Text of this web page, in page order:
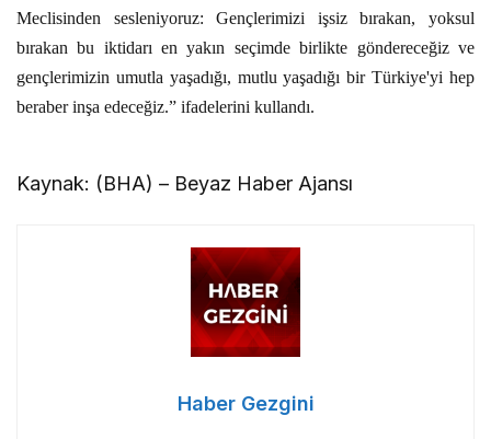
Meclisinden sesleniyoruz: Gençlerimizi işsiz bırakan, yoksul
bırakan bu iktidarı en yakın seçimde birlikte göndereceğiz ve
gençlerimizin umutla yaşadığı, mutlu yaşadığı bir Türkiye'yi hep
beraber inşa edeceğiz.” ifadelerini kullandı.
Kaynak: (BHA) – Beyaz Haber Ajansı
Haber Gezgini